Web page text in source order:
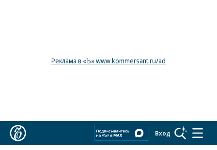
Реклама в «Ъ» www.kommersant.ru/ad
Вход